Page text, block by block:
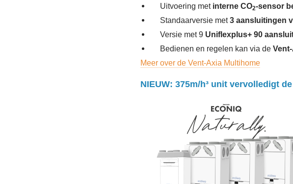
Uitvoering met interne CO2-sensor
Standaarversie met3 aansluitingen
Versie met 9 Uniflexplus+ 90
Bedienen en regelen kan via de
Meer over de Vent-Axia Multihome
NIEUW: 375m/h³ unit vervolledigt